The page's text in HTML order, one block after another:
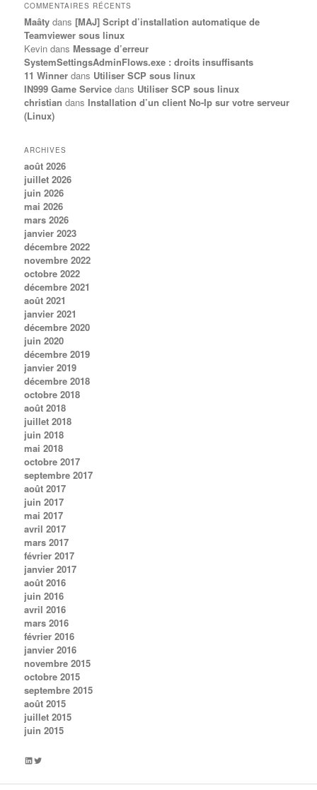
COMMENTAIRES RÉCENTS
Maâty dans [MAJ] Script d’installation automatique de
Teamviewer sous linux
Kevin dans Message d’erreur
SystemSettingsAdminFlows.exe : droits insuffisants
11 Winner dans Utiliser SCP sous linux
IN999 Game Service dans Utiliser SCP sous linux
christian dansInstallation d’un client No-Ip sur votre serveur
(Linux)
ARCHIVES
août 2026
juillet 2026
juin 2026
mai 2026
mars 2026
janvier 2023
décembre 2022
novembre 2022
octobre 2022
décembre 2021
août 2021
janvier 2021
décembre 2020
juin 2020
décembre 2019
janvier 2019
décembre 2018
octobre 2018
août 2018
juillet 2018
juin 2018
mai 2018
octobre 2017
septembre 2017
août 2017
juin 2017
mai 2017
avril 2017
mars 2017
février 2017
janvier 2017
août 2016
juin 2016
avril 2016
mars 2016
février 2016
janvier 2016
novembre 2015
octobre 2015
septembre 2015
août 2015
juillet 2015
juin 2015
LinkedIn Twitter